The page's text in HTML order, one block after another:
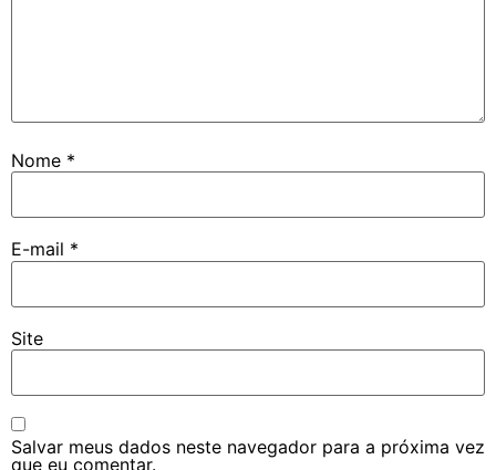
Nome *
E-mail *
Site
Salvar meus dados neste navegador para a próxima vez
que eu comentar.